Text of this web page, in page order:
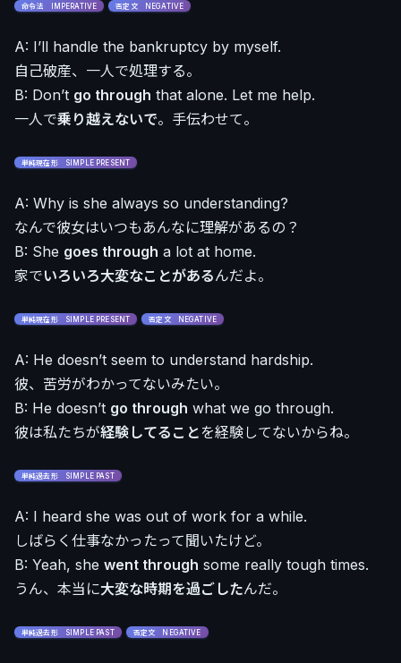
命令法 IMPERATIVE 否定文 NEGATIVE
A: I’ll handle the bankruptcy by myself.
自己破産、一人で処理する。
B: Don’t go through that alone. Let me help.
一人で乗り越えないで。手伝わせて。
単純現在形 SIMPLE PRESENT
A: Why is she always so understanding?
なんで彼女はいつもあんなに理解があるの？
B: She goes through a lot at home.
家でいろいろ大変なことがあるんだよ。
単純現在形 SIMPLE PRESENT 否定文 NEGATIVE
A: He doesn’t seem to understand hardship.
彼、苦労がわかってないみたい。
B: He doesn’t go through what we go through.
彼は私たちが経験してることを経験してないからね。
単純過去形 SIMPLE PAST
A: I heard she was out of work for a while.
しばらく仕事なかったって聞いたけど。
B: Yeah, she went through some really tough times.
うん、本当に大変な時期を過ごしたんだ。
単純過去形 SIMPLE PAST 否定文 NEGATIVE